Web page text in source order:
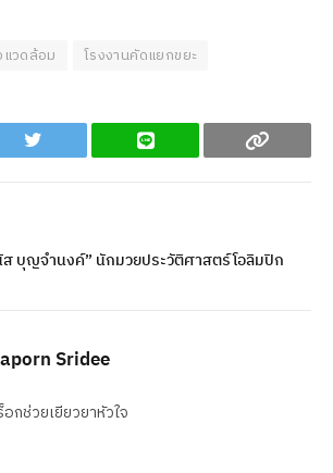
แวดล้อม โรงงานคัดแยกขยะ
Twitter Line Copy
บุญจำนงค์” นักมวยประวัติศาสตร์โอลิมปิก
Sridee
กช่วยเยียวยาหัวใจ